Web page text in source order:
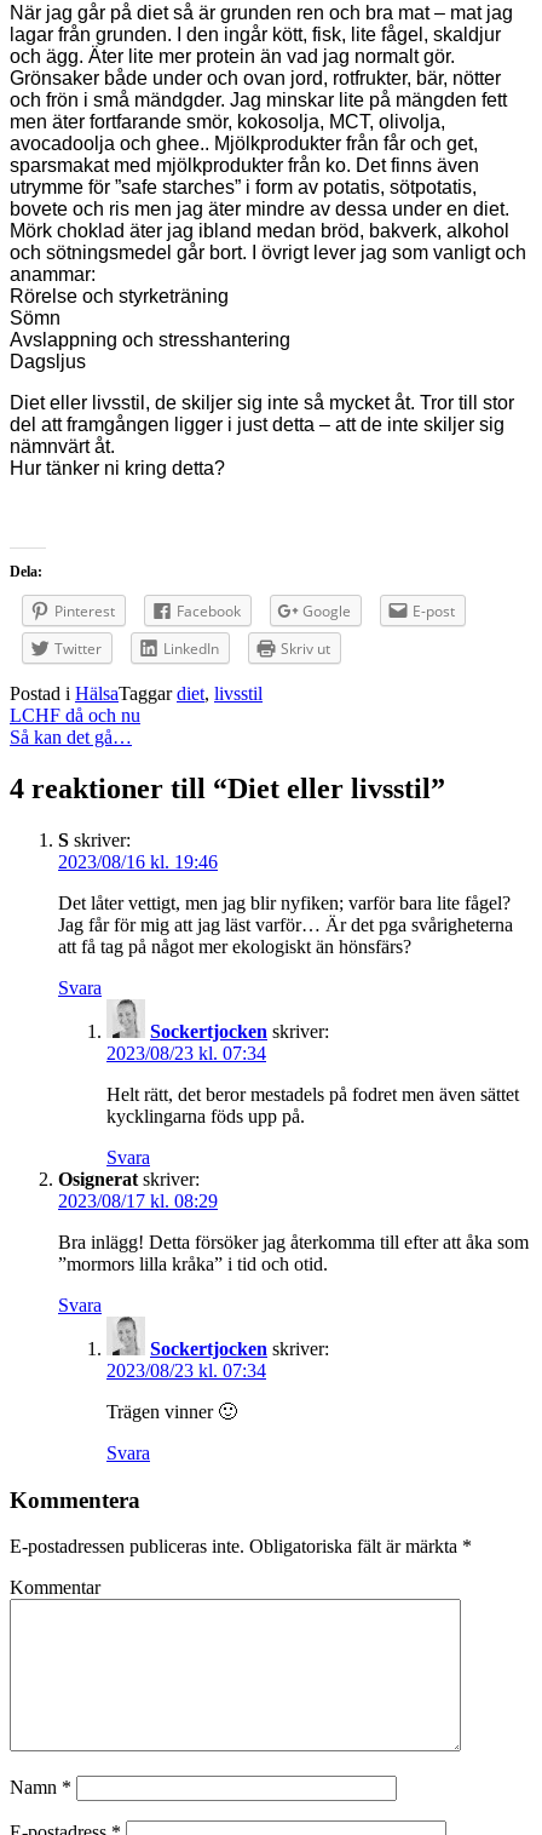
När jag går på diet så är grunden ren och bra mat – mat jag
lagar från grunden. I den ingår kött, fisk, lite fågel, skaldjur
och ägg. Äter lite mer protein än vad jag normalt gör.
Grönsaker både under och ovan jord, rotfrukter, bär, nötter
och frön i små mändgder. Jag minskar lite på mängden fett
men äter fortfarande smör, kokosolja, MCT, olivolja,
avocadoolja och ghee.. Mjölkprodukter från får och get,
sparsmakat med mjölkprodukter från ko. Det finns även
utrymme för ”safe starches” i form av potatis, sötpotatis,
bovete och ris men jag äter mindre av dessa under en diet.
Mörk choklad äter jag ibland medan bröd, bakverk, alkohol
och sötningsmedel går bort. I övrigt lever jag som vanligt och
anammar:
Rörelse och styrketräning
Sömn
Avslappning och stresshantering
Dagsljus
Diet eller livsstil, de skiljer sig inte så mycket åt. Tror till stor
del att framgången ligger i just detta – att de inte skiljer sig
nämnvärt åt.
Hur tänker ni kring detta?
Dela:
Pinterest Facebook Google
E-post
Twitter
LinkedIn Skriv ut
Postad i HälsaTaggardiet, livsstil
Inläggsnavigering
LCHF då och nu
Så kan det gå…
4 reaktioner till “Diet eller livsstil”
S skriver:
2023/08/16 kl. 19:46
Det låter vettigt, men jag blir nyfiken; varför bara lite fågel?
Jag får för mig att jag läst varför… Är det pga svårigheterna
att få tag på något mer ekologiskt än hönsfärs?
Svara
Sockertjocken skriver:
2023/08/23 kl. 07:34
Helt rätt, det beror mestadels på fodret men även sättet
kycklingarna föds upp på.
Svara
Osignerat skriver:
2023/08/17 kl. 08:29
Bra inlägg! Detta försöker jag återkomma till efter att åka som
”mormors lilla kråka” i tid och otid.
Svara
Sockertjocken skriver:
2023/08/23 kl. 07:34
Trägen vinner 🙂
Svara
Kommentera
E-postadressen publiceras inte. Obligatoriska fält är märkta *
Kommentar
Namn *